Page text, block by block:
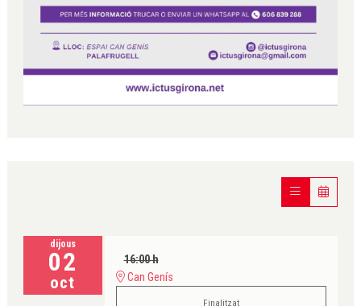
dijous
02
oct
16:00 h
Can Genís
Finalitzat